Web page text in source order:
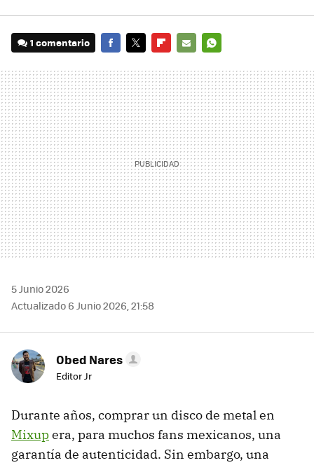
1 comentario
MAIL
5 Junio 2026
Actualizado 6 Junio 2026, 21:58
Obed Nares
Editor Jr
Durante años, comprar un disco de metal en
Mixupera, para muchos fans mexicanos, una
garantía de autenticidad. Sin embargo, una